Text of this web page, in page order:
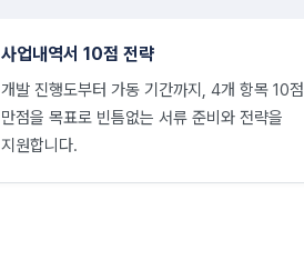
사업내역서 10점 전략
개발 진행도부터 가동 기간까지, 4개 항목 10점
만점을 목표로 빈틈없는 서류 준비와 전략을
지원합니다.